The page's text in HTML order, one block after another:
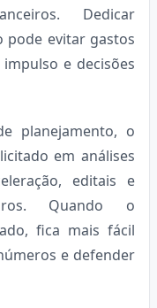
Dedicar
pode evitar gastos
e decisões
planejamento, o
em análises
editais e
Quando o
fica mais fácil
e defender